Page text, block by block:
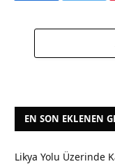
EN SON EKLENEN
Likya Yolu Üzerinde